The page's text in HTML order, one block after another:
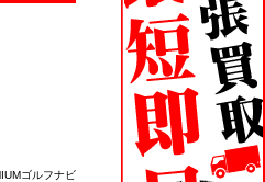
ゴルフナビ